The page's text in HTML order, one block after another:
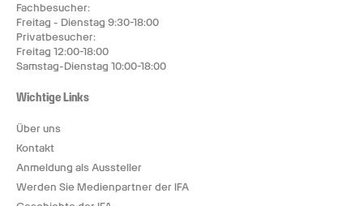
Fachbesucher:
Freitag - Dienstag 9:30-18:00
Privatbesucher:
Freitag 12:00-18:00
Samstag-Dienstag 10:00-18:00
Wichtige Links
Über uns
Kontakt
Anmeldung als Aussteller
Werden Sie Medienpartner der IFA